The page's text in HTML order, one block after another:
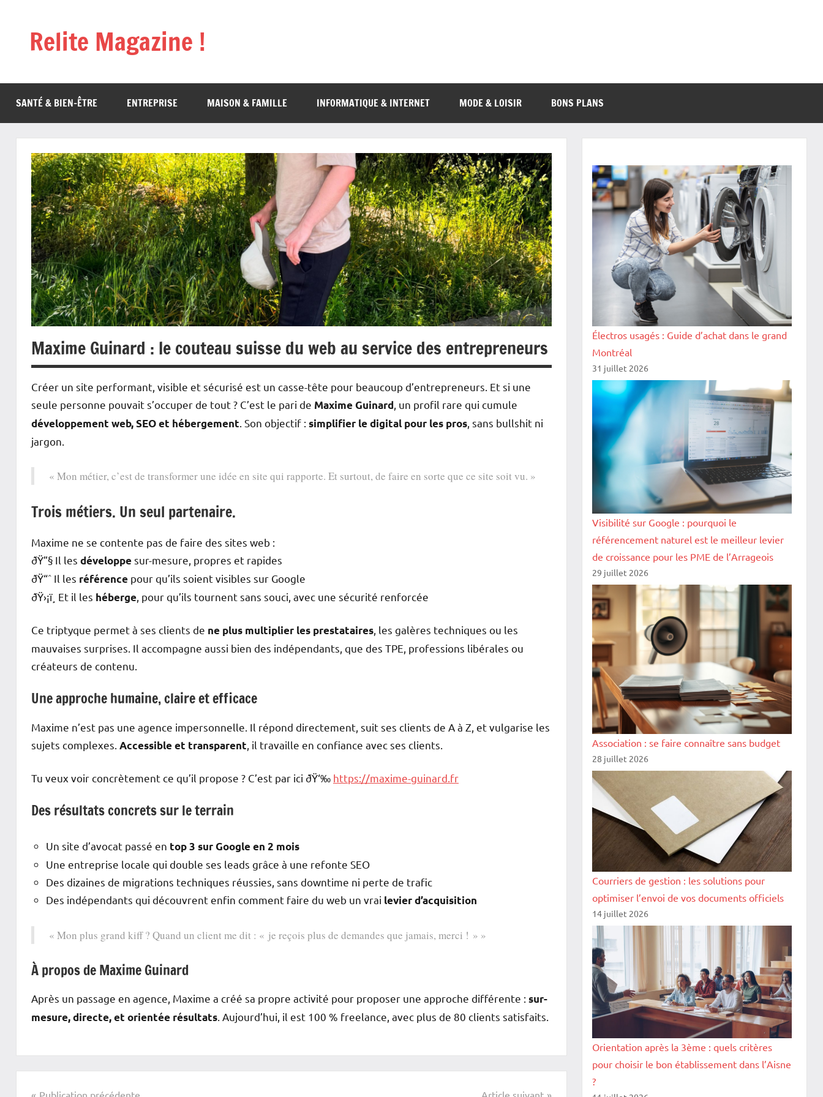
contenuRelite Magazine !
SANTÉ & BIEN-ÊTRE ENTREPRISE MAISON & FAMILLE INFORMATIQUE & INTERNET MODE & LOISIR BONS PLANS
Maxime Guinard : le couteau suisse du web au service des entrepreneurs
Créer un site performant, visible et sécurisé est un casse-tête pour beaucoup d’entrepreneurs. Et si une
seule personne pouvait s’occuper de tout ? C’est le pari de Maxime Guinard , un profil rare qui cumule
développement web, SEO et hébergement . Son objectif : simplifier le digital pour les pros , sans bullshit ni
jargon.
« Mon métier, c’est de transformer une idée en site qui rapporte. Et surtout, de faire en sorte que ce site soit vu. »
Trois métiers. Un seul partenaire.
Maxime ne se contente pas de faire des sites web :
ðŸ”§ Il les développesur-mesure, propres et rapides
ðŸ“ˆ Il les référence pour qu’ils soient visibles sur Google
ðŸ›¡ï¸ Et il les héberge , pour qu’ils tournent sans souci, avec une sécurité renforcée
Ce triptyque permet à ses clients de ne plus multiplier les prestataires , les galères techniques ou les
mauvaises surprises. Il accompagne aussi bien des indépendants, que des TPE, professions libérales ou
créateurs de contenu.
Une approche humaine, claire et efficace
Maxime n’est pas une agence impersonnelle. Il répond directement, suit ses clients de A à Z, et vulgarise les
sujets complexes. Accessible et transparent , il travaille en confiance avec ses clients.
Tu veux voir concrètement ce qu’il propose ? C’est par ici ðŸ‘‰ https://maxime-guinard.fr
Des résultats concrets sur le terrain
Un site d’avocat passé en top 3 sur Google en 2 mois
Une entreprise locale qui double ses leads grâce à une refonte SEO
Des dizaines de migrations techniques réussies, sans downtime ni perte de trafic
Des indépendants qui découvrent enfin comment faire du web un vrai levier d’acquisition
« Mon plus grand kiff ? Quand un client me dit : « je reçois plus de demandes que jamais, merci ! » »
À propos de Maxime Guinard
Après un passage en agence, Maxime a créé sa propre activité pour proposer une approche différente : sur-
mesure, directe, et orientée résultats . Aujourd’hui, il est 100 % freelance, avec plus de 80 clients satisfaits.
Électros usagés : Guide d’achat dans le grand
Montréal
31 juillet 2026
Visibilité sur Google : pourquoi le
référencement naturel est le meilleur levier
de croissance pour les PME de l’Arrageois
29 juillet 2026
Association : se faire connaître sans budget
28 juillet 2026
Courriers de gestion : les solutions pour
optimiser l’envoi de vos documents officiels
14 juillet 2026
Orientation après la 3ème : quels critères
pour choisir le bon établissement dans l’Aisne
?